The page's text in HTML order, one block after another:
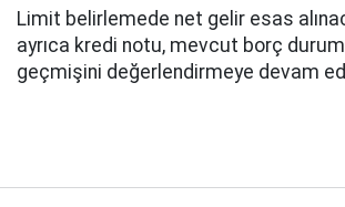
Limit belirlemede net gelir esas
ayrıca kredi notu, mevcut borç
geçmişini değerlendirmeye devam